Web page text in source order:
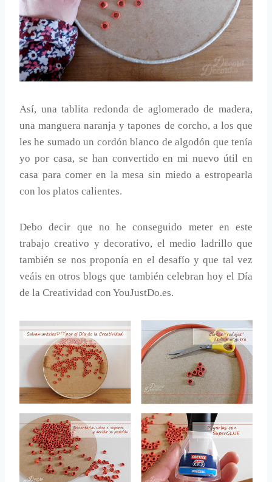
Así, una tablita redonda de aglomerado de madera,
una manguera naranja y tapones de corcho, a los que
les he sumado un cordón blanco de algodón que tenía
yo por casa, se han convertido en mi nuevo útil en
casa para comer en la mesa sin miedo a estropearla
con los platos calientes.
Debo decir que no he conseguido meter en este
trabajo creativo y decorativo, el medio ladrillo que
también se nos proponía en el desafío y que tal vez
veáis en otros blogs que también celebran hoy el Día
de la Creatividad con YouJustDo.es.